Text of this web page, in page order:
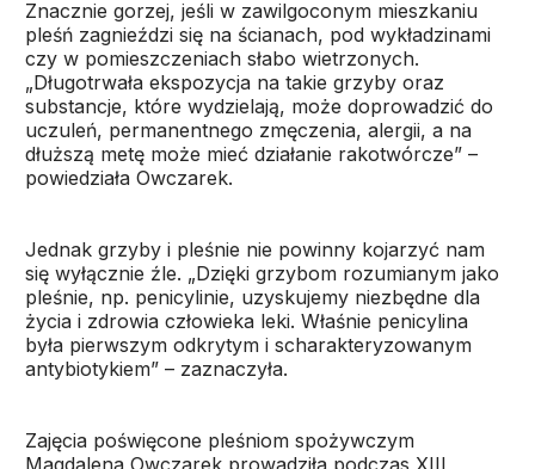
Znacznie gorzej, jeśli w zawilgoconym mieszkaniu
pleśń zagnieździ się na ścianach, pod wykładzinami
czy w pomieszczeniach słabo wietrzonych.
„Długotrwała ekspozycja na takie grzyby oraz
substancje, które wydzielają, może doprowadzić do
uczuleń, permanentnego zmęczenia, alergii, a na
dłuższą metę może mieć działanie rakotwórcze” –
powiedziała Owczarek.
Jednak grzyby i pleśnie nie powinny kojarzyć nam
się wyłącznie źle. „Dzięki grzybom rozumianym jako
pleśnie, np. penicylinie, uzyskujemy niezbędne dla
życia i zdrowia człowieka leki. Właśnie penicylina
była pierwszym odkrytym i scharakteryzowanym
antybiotykiem” – zaznaczyła.
Zajęcia poświęcone pleśniom spożywczym